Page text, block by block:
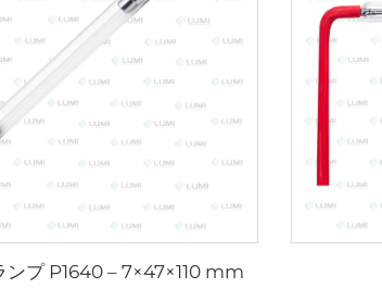
ンプ P1640 – 7×47×110 mm